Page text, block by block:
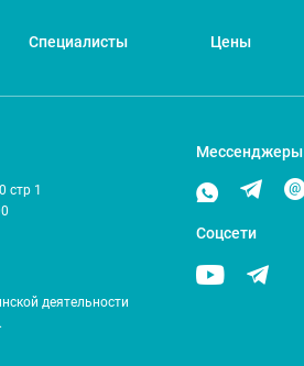
Специалисты Цены
стр 1
деятельности
Мессенджеры
Соцсети